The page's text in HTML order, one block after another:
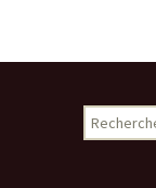
Rechercher :